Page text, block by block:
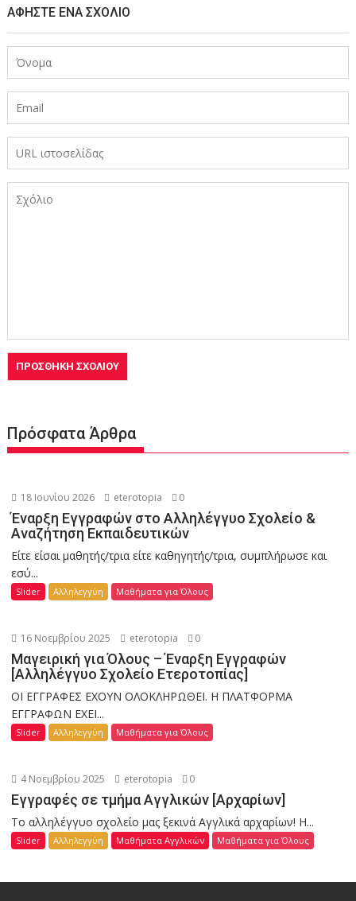
ΑΦΉΣΤΕ ΈΝΑ ΣΧΌΛΙΟ
Πρόσφατα Άρθρα
18 Ιουνίου 2026 eterotopia 0
Έναρξη Εγγραφών στο Αλληλέγγυο Σχολείο &
Αναζήτηση Εκπαιδευτικών
Είτε είσαι μαθητής/τρια είτε καθηγητής/τρια, συμπλήρωσε και
εσύ...
Slider Αλληλεγγύη Μαθήματα για Όλους
16 Νοεμβρίου 2025 eterotopia 0
Μαγειρική για Όλους – Έναρξη Εγγραφών
[Αλληλέγγυο Σχολείο Ετεροτοπίας]
ΟΙ ΕΓΓΡΑΦΕΣ ΕΧΟΥΝ ΟΛΟΚΛΗΡΩΘΕΙ. Η ΠΛΑΤΦΟΡΜΑ
ΕΓΓΡΑΦΩΝ ΕΧΕΙ...
Slider Αλληλεγγύη Μαθήματα για Όλους
4 Νοεμβρίου 2025 eterotopia 0
Εγγραφές σε τμήμα Αγγλικών [Αρχαρίων]
Το αλληλέγγυο σχολείο μας ξεκινά Αγγλικά αρχαρίων! Η...
Slider Αλληλεγγύη Μαθήματα Αγγλικών Μαθήματα για Όλους